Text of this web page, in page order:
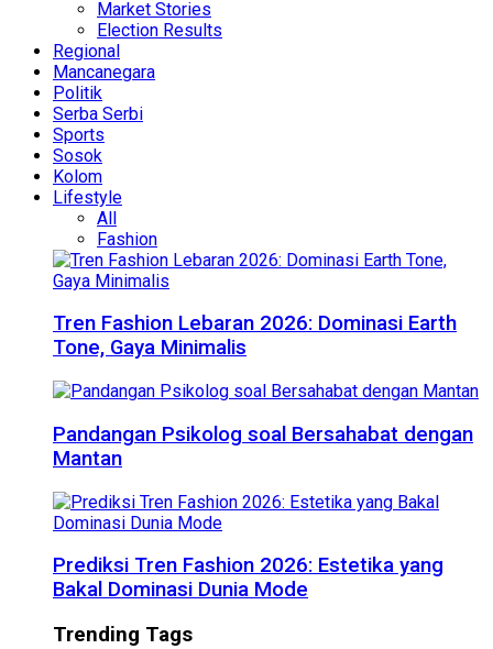
Market Stories
Election Results
Regional
Mancanegara
Politik
Serba Serbi
Sports
Sosok
Kolom
Lifestyle
All
Fashion
Tren Fashion Lebaran 2026: Dominasi Earth
Tone, Gaya Minimalis
Pandangan Psikolog soal Bersahabat dengan
Mantan
Prediksi Tren Fashion 2026: Estetika yang
Bakal Dominasi Dunia Mode
Trending Tags